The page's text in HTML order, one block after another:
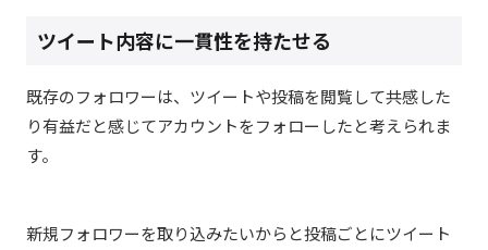
ツイート内容に一貫性を持たせる
既存のフォロワーは、ツイートや投稿を閲覧して共感した
り有益だと感じてアカウントをフォローしたと考えられま
す。
新規フォロワーを取り込みたいからと投稿ごとにツイート